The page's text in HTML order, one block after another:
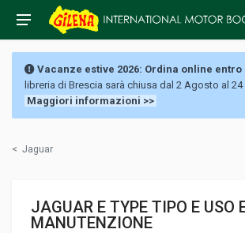
Vacanze estive 2026: Ordina online entro
libreria di Brescia sarà chiusa dal 2 Agosto al
Maggiori informazioni >>
< Jaguar
JAGUAR E TYPE TIPO E USO
MANUTENZIONE